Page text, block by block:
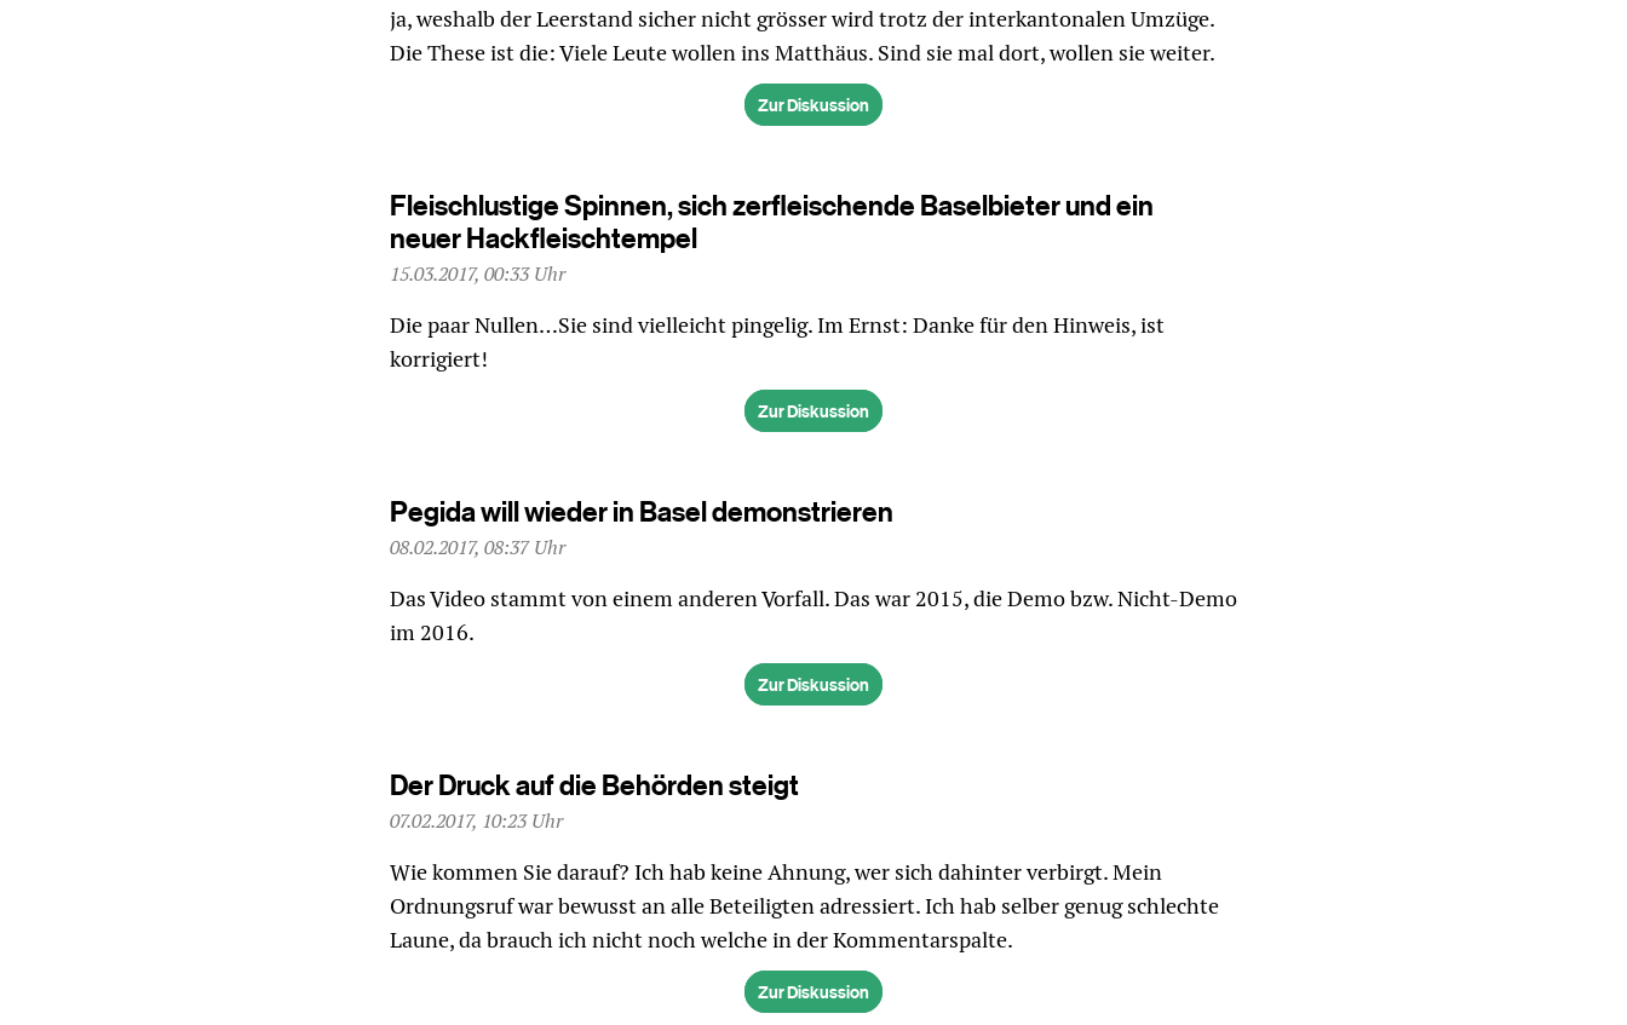
ja, weshalb der Leerstand sicher nicht grösser wird trotz der interkantonalen Umzüge.
Die These ist die: Viele Leute wollen ins Matthäus. Sind sie mal dort, wollen sie weiter.
Zur Diskussion
Fleischlustige Spinnen, sich zerfleischende Baselbieter und ein
neuer Hackfleischtempel
15.03.2017, 00:33 Uhr
Die paar Nullen…Sie sind vielleicht pingelig. Im Ernst: Danke für den Hinweis, ist
korrigiert!
Zur Diskussion
Pegida will wieder in Basel demonstrieren
08.02.2017, 08:37 Uhr
Das Video stammt von einem anderen Vorfall. Das war 2015, die Demo bzw. Nicht-Demo
im 2016.
Zur Diskussion
Der Druck auf die Behörden steigt
07.02.2017, 10:23 Uhr
Wie kommen Sie darauf? Ich hab keine Ahnung, wer sich dahinter verbirgt. Mein
Ordnungsruf war bewusst an alle Beteiligten adressiert. Ich hab selber genug schlechte
Laune, da brauch ich nicht noch welche in der Kommentarspalte.
Zur Diskussion